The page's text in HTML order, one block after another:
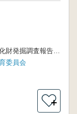
安城市埋蔵文化財発掘調査報告書第12集
委員会
＋